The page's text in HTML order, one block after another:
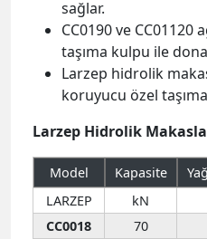
sağlar.
CC0190 ve
taşıma kulpu ile
Larzep hidrolik
koruyucu özel
Larzep Hidrolik
Model Kapasite
LARZEP
kN
CC0018
70